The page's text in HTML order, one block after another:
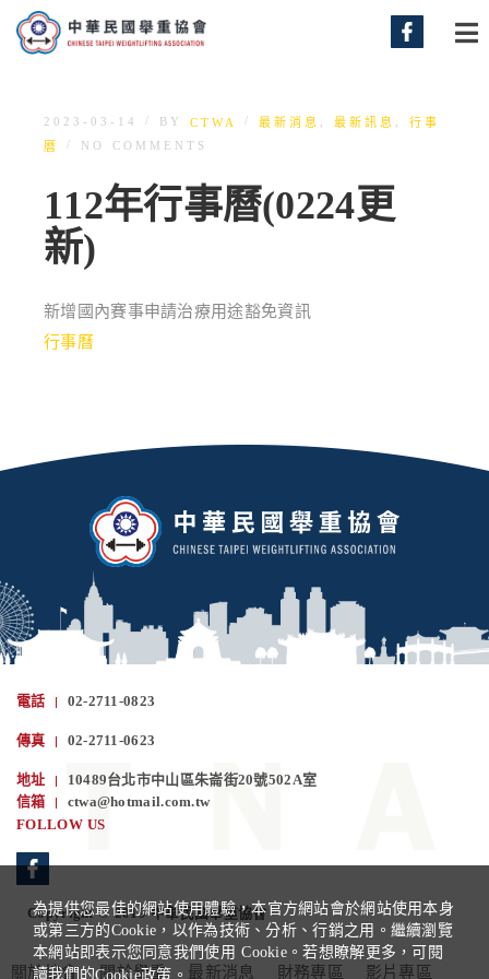
2023-03-14 / BY CTWA / 最新消息 最新訊息
行事
曆
/ NO COMMENTS
112年行事曆(0224更
新)
新增國內賽事申請治療用途豁免資訊
行事曆
電話 02-2711-0823
傳真 02-2711-0623
地址
10489台北市中山區朱崙街20號502A室
信箱
ctwa@hotmail.com.tw
FOLLOW US
Copyright © 2019 中華民國舉重協會
關於協會 關於舉重 最新消息 財務專區 影片專區
為提供您最佳的網站使用體驗，本官方網站會於網站使用本身
或第三方的Cookie，以作為技術、分析、行銷之用。繼續瀏覽
本網站即表示您同意我們使用 Cookie。若想瞭解更多，可閱
讀我們的Cookie政策。